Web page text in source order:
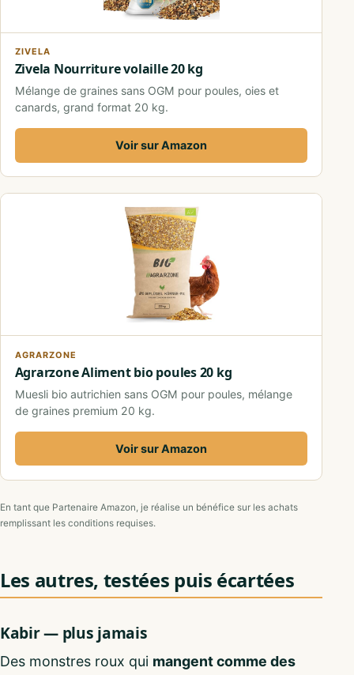
ZIVELA
Zivela Nourriture volaille 20 kg
Mélange de graines sans OGM pour poules, oies et
canards, grand format 20 kg.
Voir sur Amazon
AGRARZONE
Agrarzone Aliment bio poules 20 kg
Muesli bio autrichien sans OGM pour poules, mélange
de graines premium 20 kg.
Voir sur Amazon
En tant que Partenaire Amazon, je réalise un bénéfice sur les achats
remplissant les conditions requises.
Les autres, testées puis écartées
Kabir — plus jamais
Des monstres roux qui mangent comme des